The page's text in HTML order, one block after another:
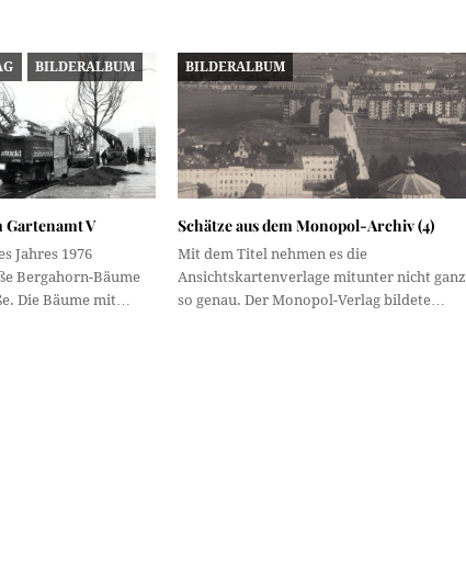
BILDERALBUM
Gartenamt V
Jahres 1976
Bergahorn-Bäume
Die Bäume mit…
BILDERALBUM
Schätze aus dem Monopol-Archiv (4)
Mit dem Titel nehmen es die
Ansichtskartenverlage mitunter nicht ganz
so genau. Der Monopol-Verlag bildete…